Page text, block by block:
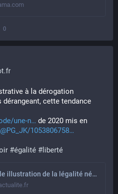
0
à la dérogation
cette tendance
une-n
de 2020 mis en
1053806758
#égalité # liberté
Une nouvelle illustration de la légalité néolibérale : le pouvoir de dérogation des préfets